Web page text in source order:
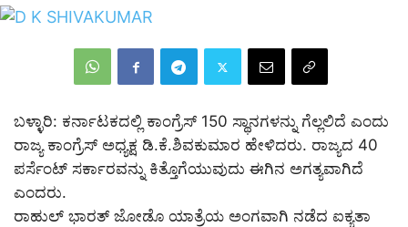
ಬಳ್ಳಾರಿ: ಕರ್ನಾಟಕದಲ್ಲಿ ಕಾಂಗ್ರೆಸ್ 150 ಸ್ಥಾನಗಳನ್ನು ಗೆಲ್ಲಲಿದೆ ಎಂದು
ರಾಜ್ಯ ಕಾಂಗ್ರೆಸ್ ಅಧ್ಯಕ್ಷ ಡಿ.ಕೆ.ಶಿವಕುಮಾರ ಹೇಳಿದರು. ರಾಜ್ಯದ 40
ಪರ್ಸೆಂಟ್ ಸರ್ಕಾರವನ್ನು ಕಿತ್ತೊಗೆಯುವುದು ಈಗಿನ ಅಗತ್ಯವಾಗಿದೆ
ಎಂದರು.
ರಾಹುಲ್ ಭಾರತ್ ಜೋಡೊ ಯಾತ್ರೆಯ ಅಂಗವಾಗಿ ನಡೆದ ಐಕ್ಯತಾ